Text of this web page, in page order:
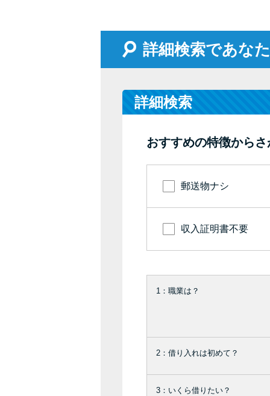
詳細検索であな
詳細検索
おすすめの特徴からさ
郵送物ナシ
収入証明書不要
1：職業は？
2：借り入れは初めて？
3：いくら借りたい？